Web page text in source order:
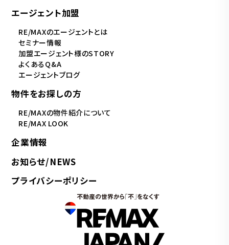
エージェント加盟
RE/MAXのエージェントとは
セミナー情報
加盟エージェント様のSTORY
よくあるQ&A
エージェントブログ
物件をお探しの方
RE/MAXの物件紹介について
RE/MAX LOOK
企業情報
お知らせ/NEWS
プライバシーポリシー